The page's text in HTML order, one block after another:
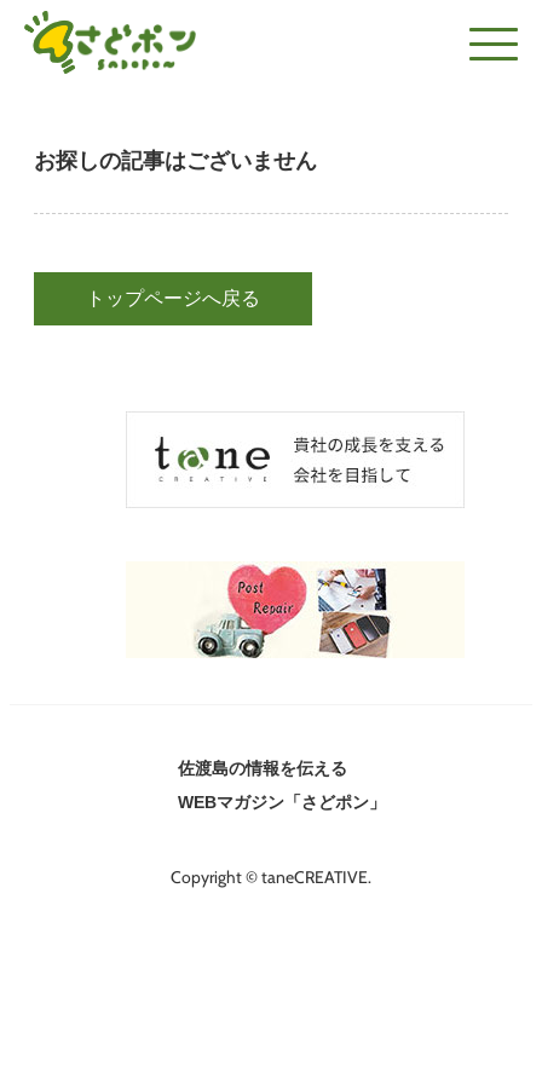
お探しの記事はございません
トップページへ戻る
佐渡島の情報を伝える
WEBマガジン「さどポン」
Copyright © taneCREATIVE.